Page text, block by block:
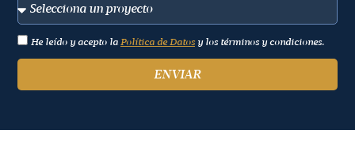
He leído y acepto la Política de Datos y los términos y condiciones.
ENVIAR